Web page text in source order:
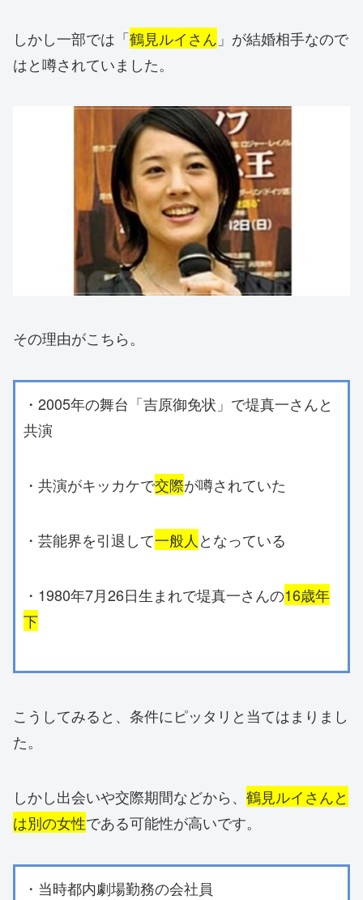
しかし一部では「鶴見ルイさん 」が結婚相手なので
はと噂されていました。
その理由がこちら。
・2005年の舞台「吉原御免状」で堤真一さんと
共演
・共演がキッカケで交際が噂されていた
・芸能界を引退して一般人 となっている
・1980年7月26日生まれで堤真一さんの16歳年
下
こうしてみると、条件にピッタリと当てはまりまし
た。
しかし出会いや交際期間などから、 鶴見ルイさんと
は別の女性である可能性が高いです。
・当時都内劇場勤務の会社員